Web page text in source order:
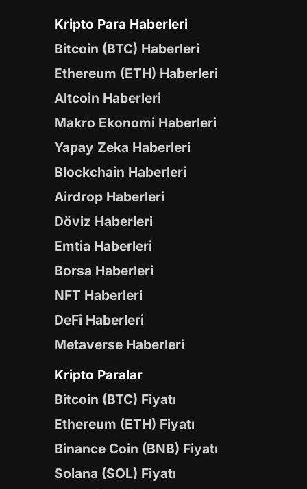
Kripto Para Haberleri
Bitcoin (BTC) Haberleri
Ethereum (ETH) Haberleri
Altcoin Haberleri
Makro Ekonomi Haberleri
Yapay Zeka Haberleri
Blockchain Haberleri
Airdrop Haberleri
Döviz Haberleri
Emtia Haberleri
Borsa Haberleri
NFT Haberleri
DeFi Haberleri
Metaverse Haberleri
Kripto Paralar
Bitcoin (BTC) Fiyatı
Ethereum (ETH) Fiyatı
Binance Coin (BNB) Fiyatı
Solana (SOL) Fiyatı